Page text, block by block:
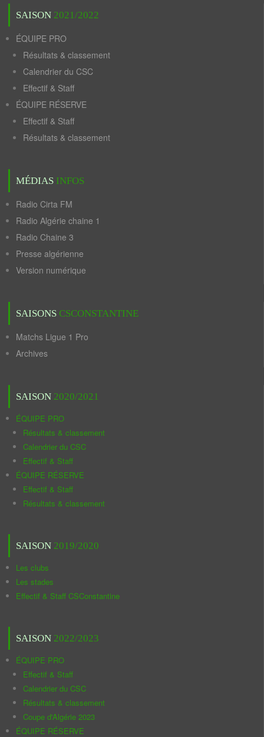
SAISON 2021/2022
ÉQUIPE PRO
Résultats & classement
Calendrier du CSC
Effectif & Staff
ÉQUIPE RÉSERVE
Effectif & Staff
Résultats & classement
MÉDIAS INFOS
Radio Cirta FM
Radio Algérie chaine 1
Radio Chaine 3
Presse algérienne
Version numérique
SAISONS CSCONSTANTINE
Matchs Ligue 1 Pro
Archives
SAISON 2020/2021
ÉQUIPE PRO
Résultats & classement
Calendrier du CSC
Effectif & Staff
ÉQUIPE RÉSERVE
Effectif & Staff
Résultats & classement
SAISON 2019/2020
Les clubs
Les stades
Effectif & Staff CSConstantine
SAISON 2022/2023
ÉQUIPE PRO
Effectif & Staff
Calendrier du CSC
Résultats & classement
Coupe d'Algérie 2023
ÉQUIPE RÉSERVE